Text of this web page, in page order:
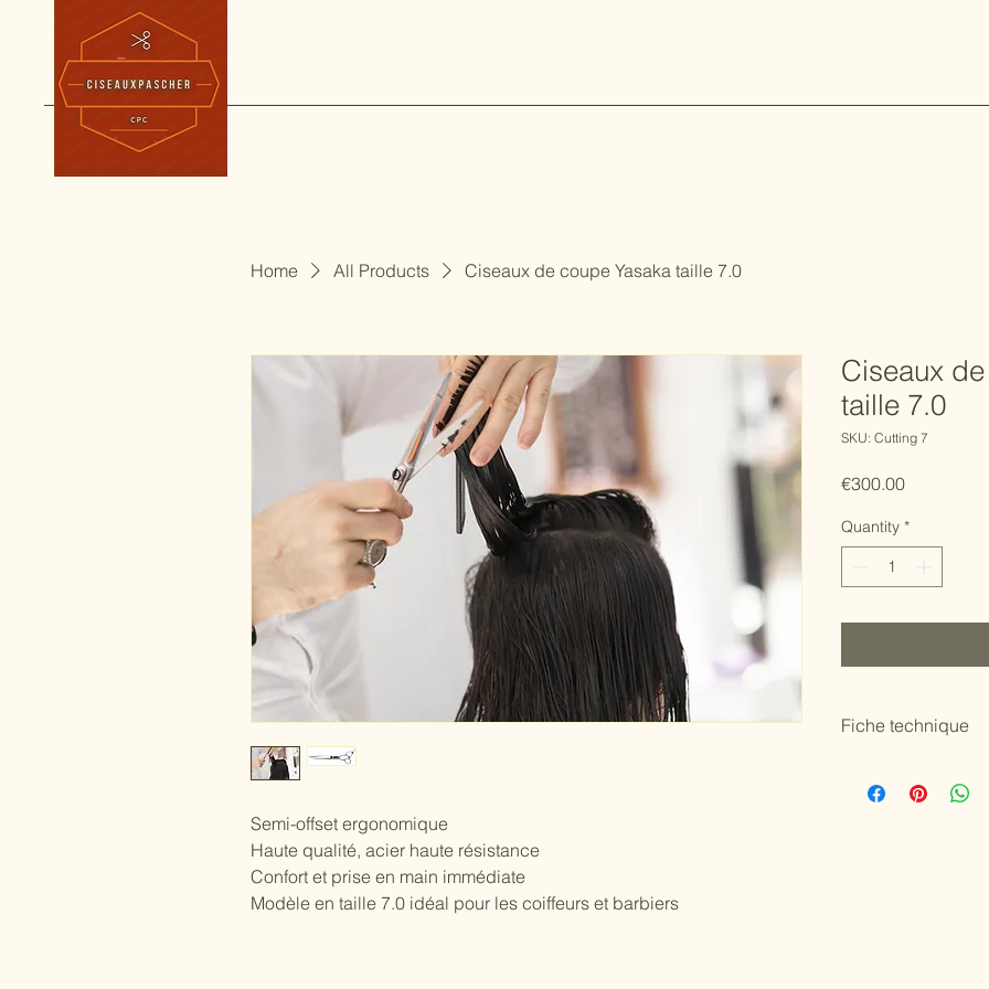
Home All Products Ciseaux de coupe Yasaka taille 7.0
Semi-offset ergonomique
Haute qualité, acier haute résistance
Confort et prise en main immédiate
Modèle en taille 7.0 idéal pour les coiffeurs et barbiers
Ciseaux
taille 7.0
SKU: Cutting 7
€300.00Price
Quantity *
Fiche technique
Acier